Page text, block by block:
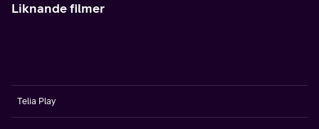
Liknande filmer
Telia Play